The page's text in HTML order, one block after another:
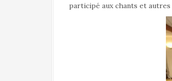
participé aux chants et